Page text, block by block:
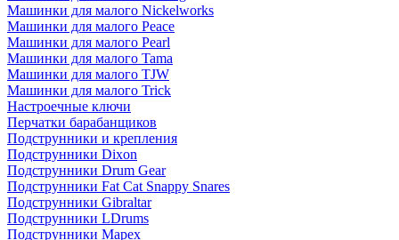
Машинки для малого Nickelworks
Машинки для малого Peace
Машинки для малого Pearl
Машинки для малого Tama
Машинки для малого TJW
Машинки для малого Trick
Настроечные ключи
Перчатки барабанщиков
Подструнники и крепления
Подструнники Dixon
Подструнники Drum Gear
Подструнники Fat Cat Snappy Snares
Подструнники Gibraltar
Подструнники LDrums
Подструнники Mapex